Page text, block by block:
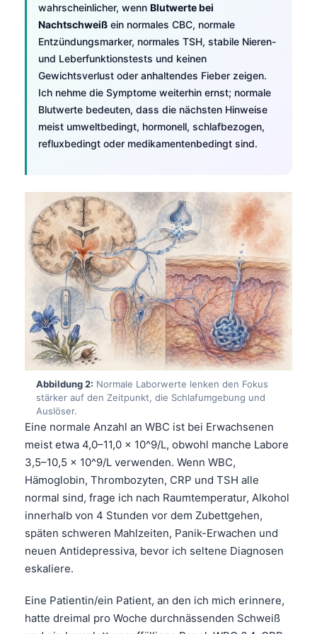
wahrscheinlicher, wenn Blutwerte bei
Nachtschweiß ein normales CBC, normale
Entzündungsmarker, normales TSH, stabile Nieren-
und Leberfunktionstests und keinen
Gewichtsverlust oder anhaltendes Fieber zeigen.
Ich nehme die Symptome weiterhin ernst; normale
Blutwerte bedeuten, dass die nächsten Hinweise
meist umweltbedingt, hormonell, schlafbezogen,
refluxbedingt oder medikamentenbedingt sind.
Abbildung 2: Normale Laborwerte lenken den Fokus
stärker auf den Zeitpunkt, die Schlafumgebung und
Auslöser.
Eine normale Anzahl an WBC ist bei Erwachsenen
meist etwa 4,0–11,0 x 10^9/L, obwohl manche Labore
3,5–10,5 x 10^9/L verwenden. Wenn WBC,
Hämoglobin, Thrombozyten, CRP und TSH alle
normal sind, frage ich nach Raumtemperatur, Alkohol
innerhalb von 4 Stunden vor dem Zubettgehen,
späten schweren Mahlzeiten, Panik-Erwachen und
neuen Antidepressiva, bevor ich seltene Diagnosen
eskaliere.
Eine Patientin/ein Patient, an den ich mich erinnere,
hatte dreimal pro Woche durchnässenden Schweiß